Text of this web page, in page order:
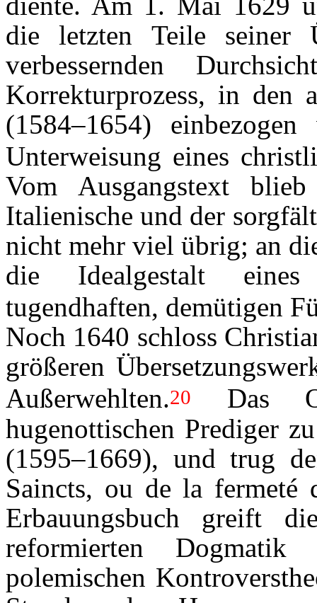
die letzten Teile seiner
verbessernden
Korrekturprozess, in den
(1584–1654)
Unterweisung eines
Vom Ausgangstext
Italienische und der
nicht mehr viel übrig; an
die Idealgestalt eines
tugendhaften, demütigen
Noch 1640 schloss
größeren
Außerwehlten.20
Das
hugenottischen Prediger
(1595–1669), und trug
Saincts, ou de la fermeté
Erbauungsbuch greift
reformierten
polemischen